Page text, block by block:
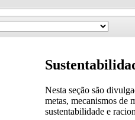
Nesta seção são
metas, mecanismos de
sustentabilidade e